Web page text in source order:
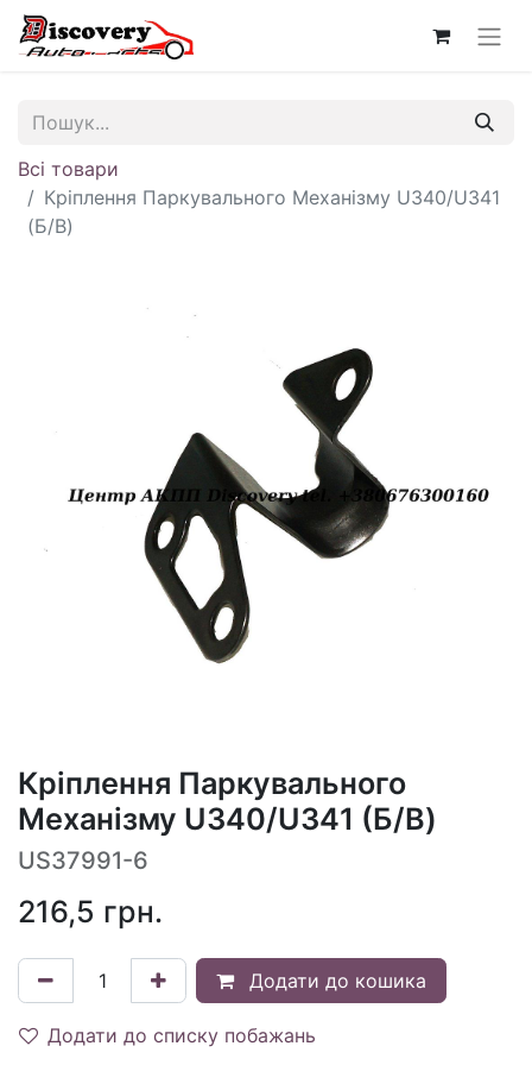
Всі товари
Кріплення Паркувального Механізму U340/U341
(Б/В)
Кріплення Паркувального
Механізму U340/U341 (Б/В)
US37991-6
216,5 грн.
Додати до кошика
Додати до списку побажань